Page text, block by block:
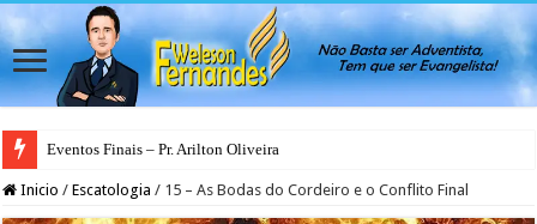
Eventos Finais – Pr. Arilton Oliveira
Inicio / Escatologia / 15 – As Bodas do Cordeiro e o Conflito Final